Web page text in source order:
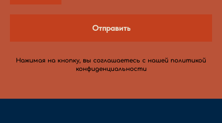
Отправить
Нажимая на кнопку, вы соглашаетесь c нашей политикой
конфиденциальности